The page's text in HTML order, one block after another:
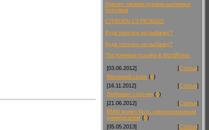
Ремонт своими руками натяжных
потолков
CITROEN C3 PICASSO
Куда поехать на рыбалку?
Куда поехать на рыбалку?
Постоянные ссылки в WordPress
[03.06.2012] [Статьи]
Весенний сезон (0)
[16.11.2012]
[Статьи]
Любимые строчки (0)
[21.06.2012]
[Статьи]
BMW может быть цивилизованным
универсалом (0)
[05.05.2013]
[Статьи]